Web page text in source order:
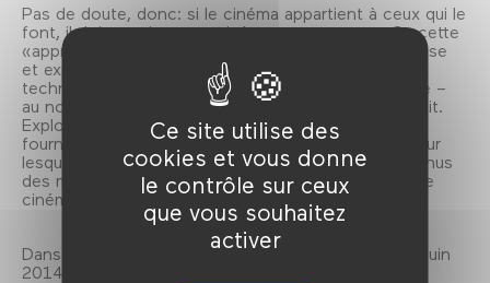
Ce site utilise des
cookies et vous donne
le contrôle sur ceux
que vous souhaitez
activer
Pas de doute, donc: si le cinéma appartient à ceux qui le
font, il doit aussi appartenir à ses spectateurs. Or, cette
«appropriation» est aujourd’hui à la fois mise en cause
et exploitée. Mise en cause par des mécanismes
techniques destinés à limiter l’échange et le partage –
au nom du droit, mais parfois aussi au mépris du droit.
Exploitée par les distributeurs, les diffuseurs, les
fournisseurs d’accès, les moteurs de recherche, pour
lesquels nos usages et même nos goûts sont devenus
des marchandises. Alors, à qui appartient vraiment le
cinéma, et ce que nous en faisons?
Dans le cadre du Mashup Film Festival, du 14 au 15 juin
2014.